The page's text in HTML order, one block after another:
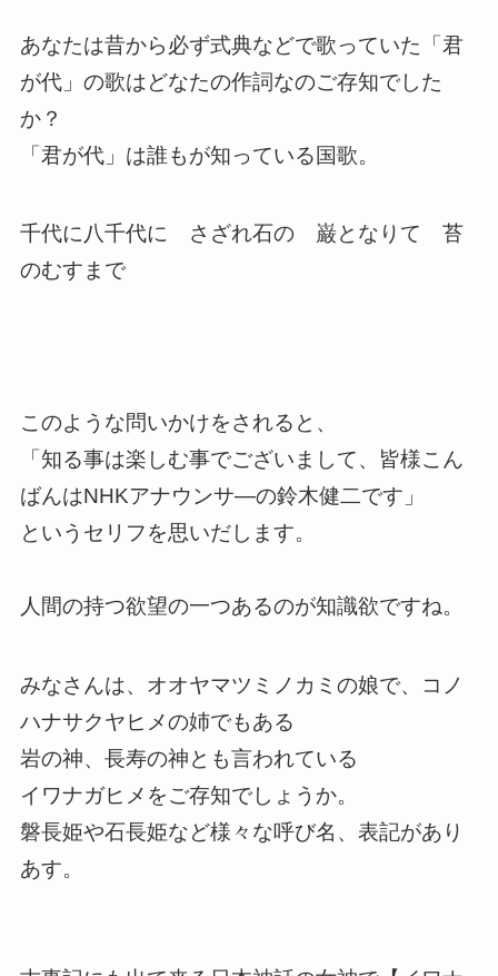
あなたは昔から必ず式典などで歌っていた「君
が代」の歌はどなたの作詞なのご存知でした
か？
「君が代」は誰もが知っている国歌。
千代に八千代に さざれ石の 巌となりて 苔
のむすまで
このような問いかけをされると、
「知る事は楽しむ事でございまして、皆様こん
ばんはNHKアナウンサ―の鈴木健二です」
というセリフを思いだします。
人間の持つ欲望の一つあるのが知識欲ですね。
みなさんは、オオヤマツミノカミの娘で、コノ
ハナサクヤヒメの姉でもある
岩の神、長寿の神とも言われている
イワナガヒメをご存知でしょうか。
磐長姫や石長姫など様々な呼び名、表記があり
あす。